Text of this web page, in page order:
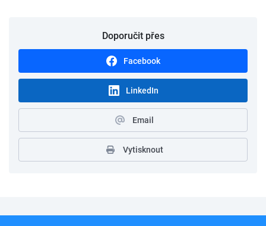
Doporučit přes
Facebook
LinkedIn
Email
Vytisknout